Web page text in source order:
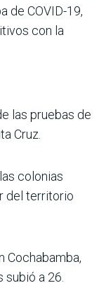
de COVID-19,
con la
las pruebas de
Cruz.
colonias
del territorio
Cochabamba,
subió a 26.